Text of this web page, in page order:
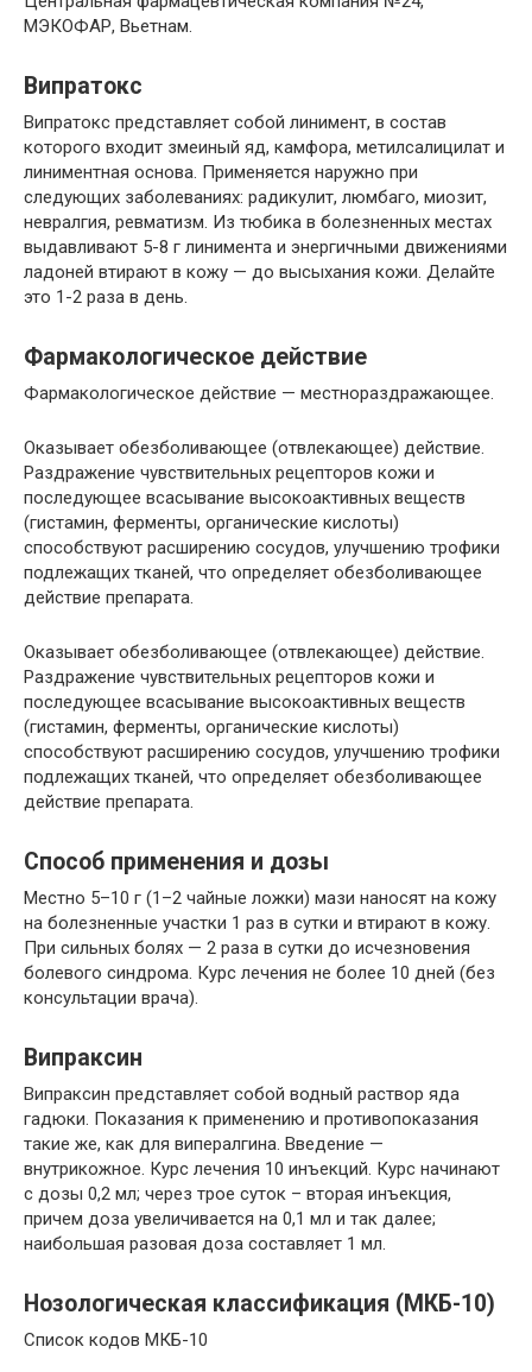
МЭКОФАР, Вьетнам.
Випратокс
Випратокс представляет собой линимент, в состав
которого входит змеиный яд, камфора, метилсалицилат и
линиментная основа. Применяется наружно при
следующих заболеваниях: радикулит, люмбаго, миозит,
невралгия, ревматизм. Из тюбика в болезненных местах
выдавливают 5-8 г линимента и энергичными движениями
ладоней втирают в кожу — до высыхания кожи. Делайте
это 1-2 раза в день.
Фармакологическое действие
Фармакологическое действие — местнораздражающее.
Оказывает обезболивающее (отвлекающее) действие.
Раздражение чувствительных рецепторов кожи и
последующее всасывание высокоактивных веществ
(гистамин, ферменты, органические кислоты)
способствуют расширению сосудов, улучшению трофики
подлежащих тканей, что определяет обезболивающее
действие препарата.
Оказывает обезболивающее (отвлекающее) действие.
Раздражение чувствительных рецепторов кожи и
последующее всасывание высокоактивных веществ
(гистамин, ферменты, органические кислоты)
способствуют расширению сосудов, улучшению трофики
подлежащих тканей, что определяет обезболивающее
действие препарата.
Способ применения и дозы
Местно 5–10 г (1–2 чайные ложки) мази наносят на кожу
на болезненные участки 1 раз в сутки и втирают в кожу.
При сильных болях — 2 раза в сутки до исчезновения
болевого синдрома. Курс лечения не более 10 дней (без
консультации врача).
Випраксин
Випраксин представляет собой водный раствор яда
гадюки. Показания к применению и противопоказания
такие же, как для випералгина. Введение —
внутрикожное. Курс лечения 10 инъекций. Курс начинают
с дозы 0,2 мл; через трое суток – вторая инъекция,
причем доза увеличивается на 0,1 мл и так далее;
наибольшая разовая доза составляет 1 мл.
Нозологическая классификация (МКБ-10)
Список кодов МКБ-10